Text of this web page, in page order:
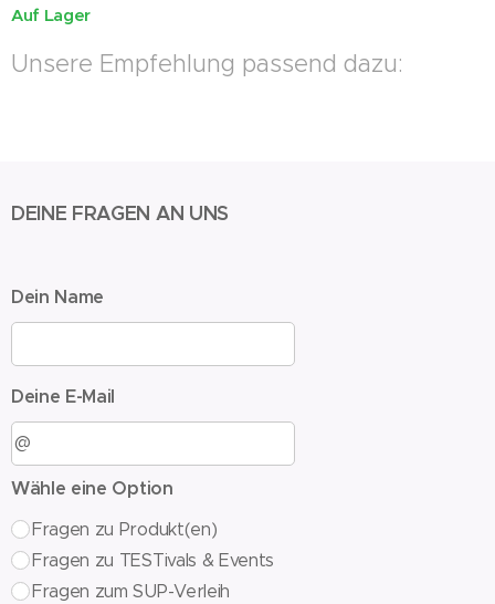
Auf Lager
Unsere Empfehlung passend dazu:
DEINE FRAGEN AN UNS
Dein Name
Deine E-Mail
Wähle eine Option
Fragen zu Produkt(en)
Fragen zu TESTivals & Events
Fragen zum SUP-Verleih